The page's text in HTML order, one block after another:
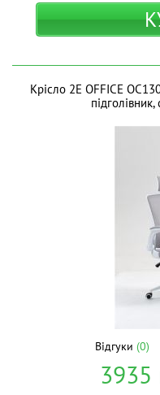
Крісло 2E OFFICE
Відгуки (0)
3935